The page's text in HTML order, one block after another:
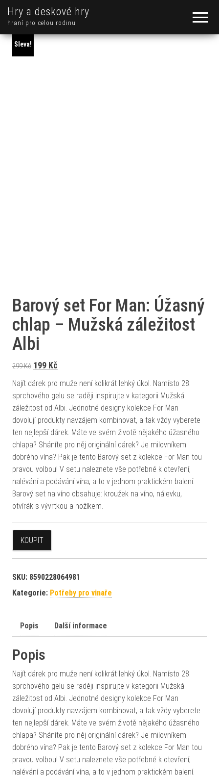
Hry a deskové hry
hraní pro celou rodinu
Sleva!
Barový set For Man: Úžasný
chlap – Mužská záležitost
Albi
299Kč Původní cena byla: 299 Kč.
199 Kč
Najít dárek pro muže není kolikrát lehký úkol. Namísto 28.
sprchového gelu se raději inspirujte v kategorii Mužská
záležitost od Albi. Jednotné designy kolekce For Man
dovolují produkty navzájem kombinovat, a tak vždy vyberete
ten nejlepší dárek. Máte ve svém životě nějakého úžasného
chlapa? Sháníte pro něj originální dárek? Je milovníkem
dobrého vína? Pak je tento Barový set z kolekce For Man tou
pravou volbou! V setu naleznete vše potřebné k otevření,
nalévání a podávání vína, a to v jednom praktickém balení.
Barový set na víno obsahuje: kroužek na víno, nálevku,
otvírák s vývrtkou a nožíkem.
KOUPIT
SKU: 8590228064981
Kategorie: Potřeby pro vinaře
Popis Další informace
Popis
Najít dárek pro muže není kolikrát lehký úkol. Namísto 28.
sprchového gelu se raději inspirujte v kategorii Mužská
záležitost od Albi. Jednotné designy kolekce For Man
dovolují produkty navzájem kombinovat, a tak vždy vyberete
ten nejlepší dárek. Máte ve svém životě nějakého úžasného
chlapa? Sháníte pro něj originální dárek? Je milovníkem
dobrého vína? Pak je tento Barový set z kolekce For Man tou
pravou volbou! V setu naleznete vše potřebné k otevření,
nalévání a podávání vína, a to v jednom praktickém balení.